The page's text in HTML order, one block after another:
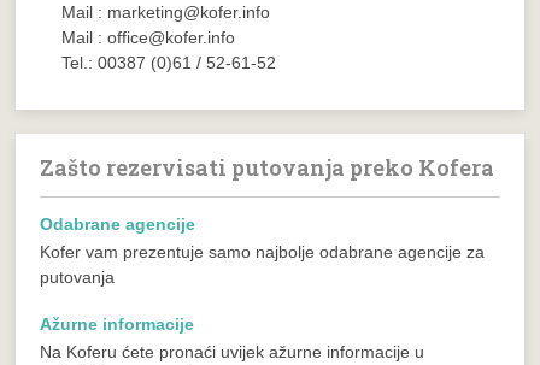
Mail : marketing@kofer.info
Mail : office@kofer.info
Tel.: 00387 (0)61 / 52-61-52
Zašto rezervisati putovanja preko Kofera
Odabrane agencije
Kofer vam prezentuje samo najbolje odabrane agencije za
putovanja
Ažurne informacije
Na Koferu ćete pronaći uvijek ažurne informacije u